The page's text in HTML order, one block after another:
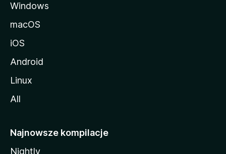
Windows
macOS
iOS
Android
Linux
All
Najnowsze kompilacje
Nightly